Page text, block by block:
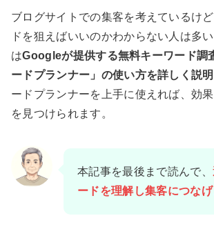
ブログサイトでの集客を考えているけ
ドを狙えばいいのかわからない人は多
はGoogleが提供する無料キーワード調
ードプランナー」の使い方を詳しく説明
ードプランナーを上手に使えれば、効
を見つけられます。
本記事を最後まで読んで、
ードを理解し集客につなげ